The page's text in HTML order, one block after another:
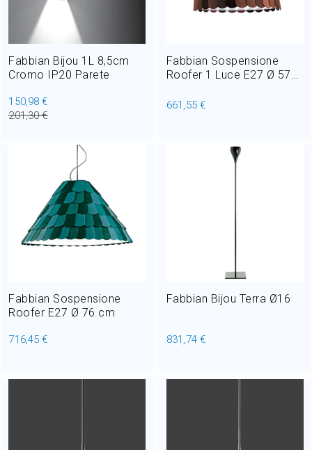
Fabbian Bijou 1L 8,5cm
Cromo IP20 Parete
150,98 €
201,30 €
Fabbian Sospensione
Roofer 1 Luce E27 Ø 57
661,55 €
Fabbian Sospensione
Roofer E27 Ø 76 cm
716,45 €
Fabbian Bijou Terra Ø16
831,74 €